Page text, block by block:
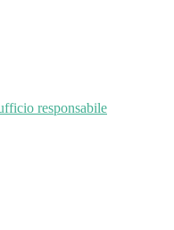
responsabile